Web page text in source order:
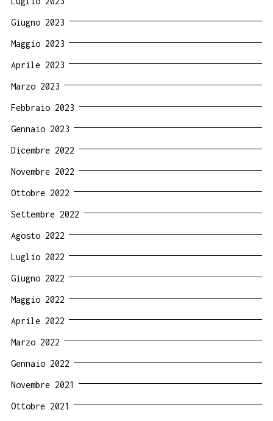
Giugno 2023
Maggio 2023
Aprile 2023
Marzo 2023
Febbraio 2023
Gennaio 2023
Dicembre 2022
Novembre 2022
Ottobre 2022
Settembre 2022
Agosto 2022
Luglio 2022
Giugno 2022
Maggio 2022
Aprile 2022
Marzo 2022
Gennaio 2022
Novembre 2021
Ottobre 2021